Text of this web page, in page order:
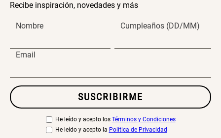
Recibe inspiración, novedades y más
Nombre Cumpleaños (DD/MM)
Email
SUSCRIBIRME
He leído y acepto los Términos y Condiciones
He leído y acepto la Política de Privacidad